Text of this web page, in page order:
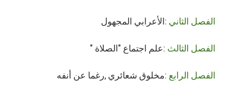
الفصل الثاني :الأعرابي المجهول
الفصل الثالث :علم اجتماع "الصلاة "
الفصل الرابع :مخلوق شعائري ,رغما عن أنفه